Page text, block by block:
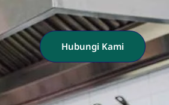
Hubungi Kami